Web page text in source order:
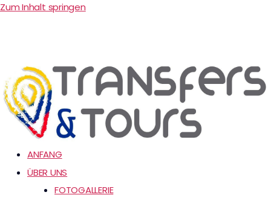
Zum Inhalt springen
ANFANG
ÜBER UNS
FOTOGALLERIE